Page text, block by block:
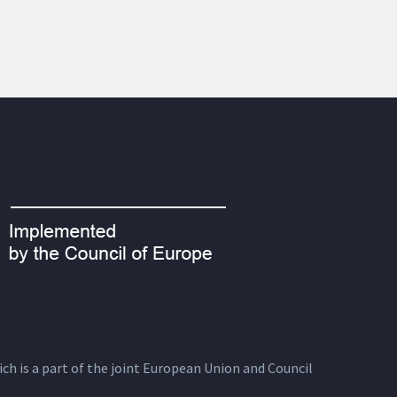
is a part of the joint European Union and Council